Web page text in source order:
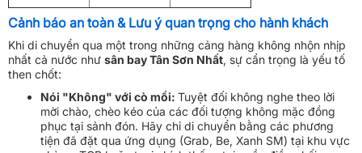
Cảnh báo an toàn & Lưu ý quan trọng cho hành khách
Khi di chuyển qua một trong những cảng hàng không nhộn nhịp
nhất cả nước như sân bay Tân Sơn Nhất, sự cẩn trọng là yếu tố
then chốt:
Nói "Không" với cò mồi: Tuyệt đối không nghe theo lời
mời chào, chèo kéo của các đối tượng không mặc đồng
phục tại sảnh đón. Hãy chỉ di chuyển bằng các phương
tiện đã đặt qua ứng dụng (Grab, Be, Xanh SM) tại khu vực